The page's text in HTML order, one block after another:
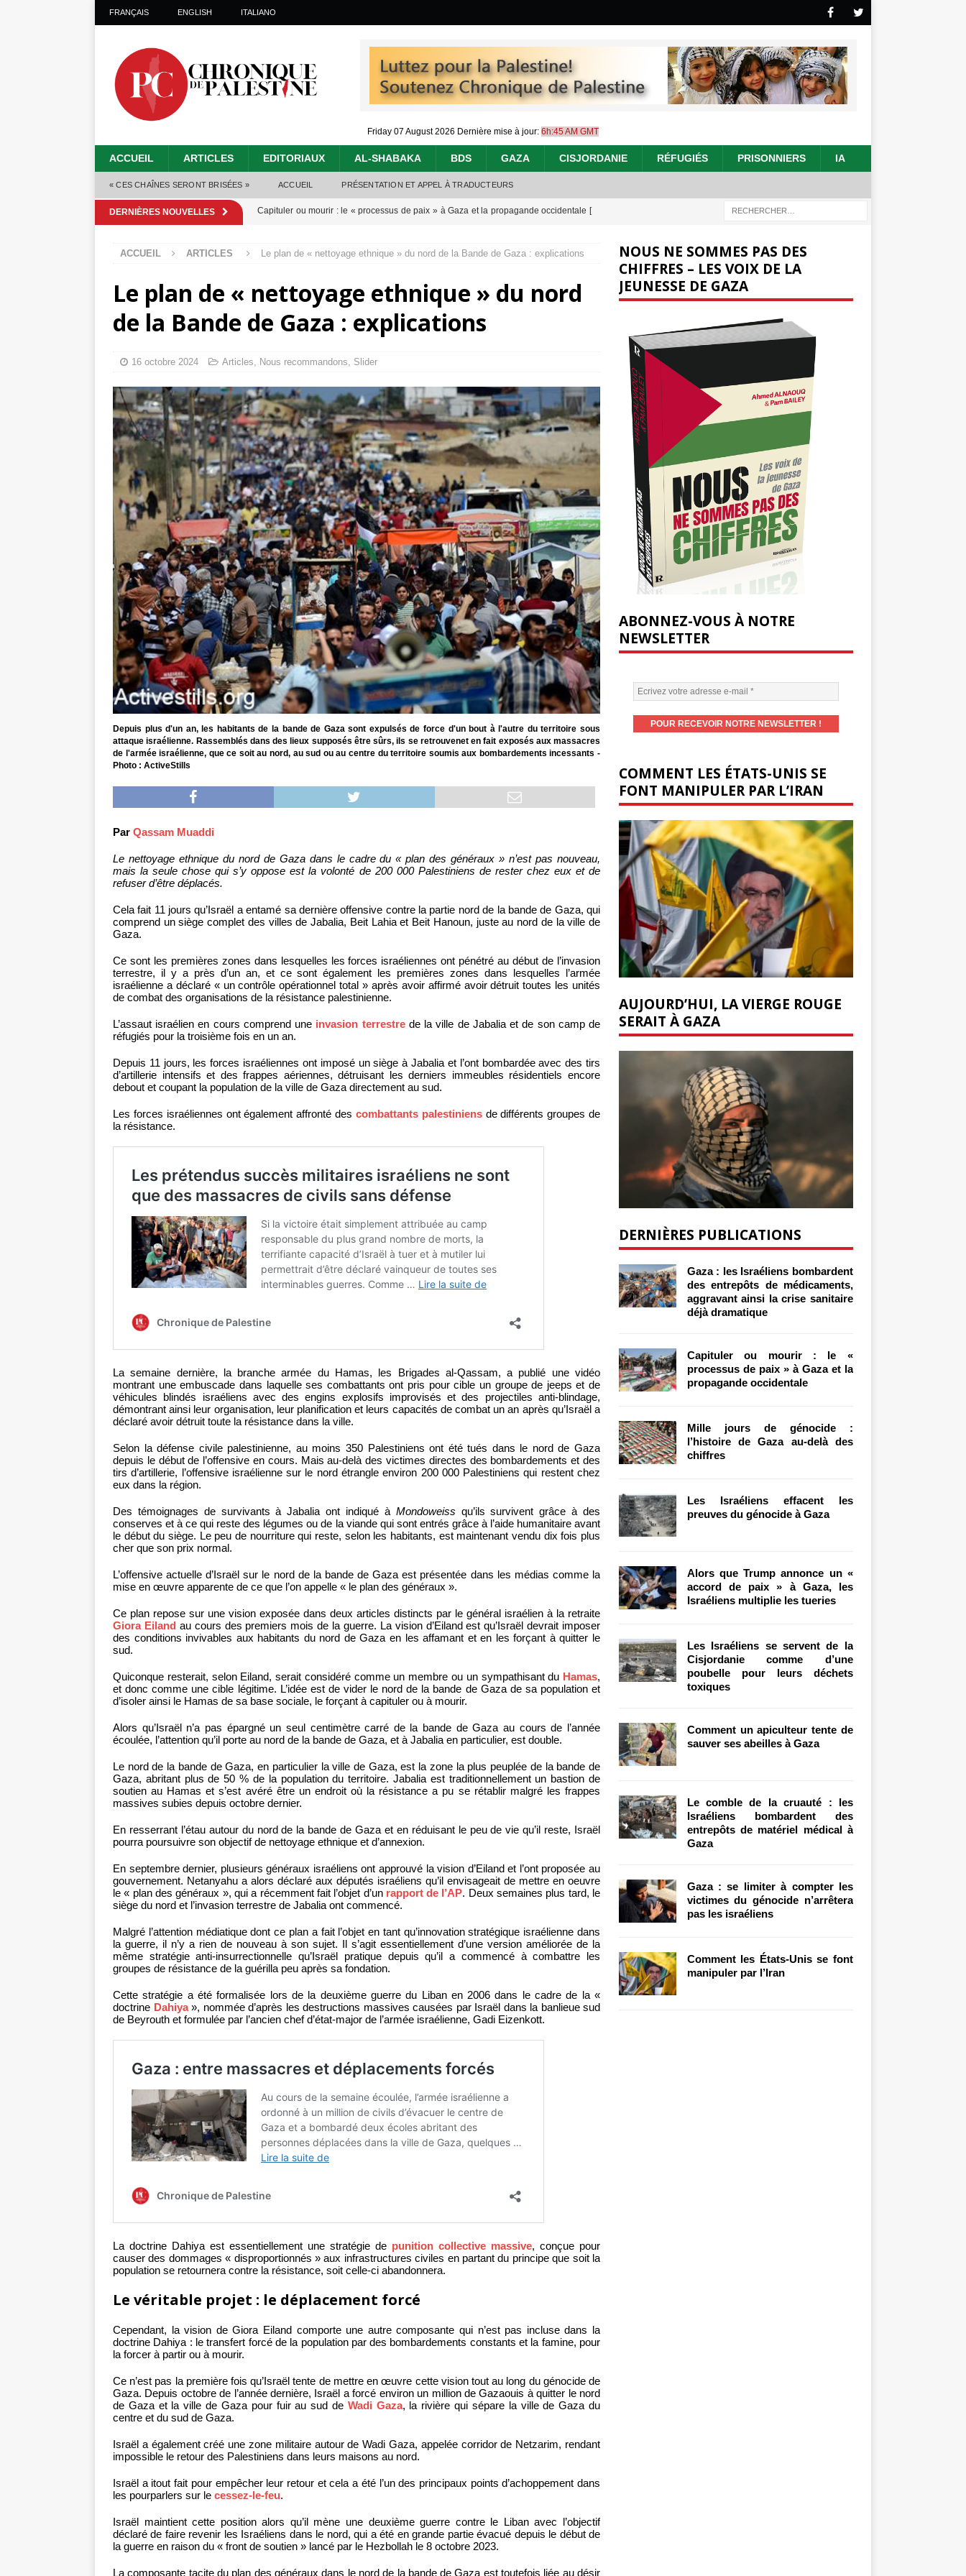
FRANÇAIS ENGLISH ITALIANO
Friday 07 August 2026 Dernière mise à jour: 6h:45 AM GMT
ACCUEIL ARTICLES EDITORIAUX AL-SHABAKA BDS GAZA CISJORDANIE RÉFUGIÉS PRISONNIERS IA
« CES CHAÎNES SERONT BRISÉES » ACCUEIL PRÉSENTATION ET APPEL À TRADUCTEURS
DERNIÈRES NOUVELLES Capituler ou mourir : le « processus de paix » à Gaza et la propagande occidentale [
Mille jours de génocide : l’histoire de Gaza au-delà des chiffres [ 5 août 2026 ]
Les Israéliens effacent les preuves du génocide à Gaza [ 4 août 2026 ]
Alors que Trump annonce un « accord de paix » à Gaza, les Israéliens multiplie les
tueries[ 4 août 2026 ]
Gaza : les Israéliens bombardent des entrepôts de médicaments, aggravant ainsi la
ACCUEIL ARTICLES Le plan de « nettoyage ethnique » du nord de la Bande de Gaza : explications
Le plan de « nettoyage ethnique » du nord
de la Bande de Gaza : explications
16 octobre 2024 Articles, Nous recommandons, Slider
Depuis plus d'un an, les habitants de la bande de Gaza sont expulsés de force d'un bout à l'autre du territoire sous
attaque israélienne. Rassemblés dans des lieux supposés être sûrs, ils se retrouvenet en fait exposés aux massacres
de l'armée israélienne, que ce soit au nord, au sud ou au centre du territoire soumis aux bombardements incessants -
Photo : ActiveStills
Par Qassam Muaddi
Le nettoyage ethnique du nord de Gaza dans le cadre du « plan des généraux » n’est pas nouveau,
mais la seule chose qui s’y oppose est la volonté de 200 000 Palestiniens de rester chez eux et de
refuser d’être déplacés.
Cela fait 11 jours qu’Israël a entamé sa dernière offensive contre la partie nord de la bande de Gaza, qui
comprend un siège complet des villes de Jabalia, Beit Lahia et Beit Hanoun, juste au nord de la ville de
Gaza.
Ce sont les premières zones dans lesquelles les forces israéliennes ont pénétré au début de l’invasion
terrestre, il y a près d’un an, et ce sont également les premières zones dans lesquelles l’armée
israélienne a déclaré « un contrôle opérationnel total » après avoir affirmé avoir détruit toutes les unités
de combat des organisations de la résistance palestinienne.
L’assaut israélien en cours comprend une invasion terrestrede la ville de Jabalia et de son camp de
réfugiés pour la troisième fois en un an.
Depuis 11 jours, les forces israéliennes ont imposé un siège à Jabalia et l’ont bombardée avec des tirs
d’artillerie intensifs et des frappes aériennes, détruisant les derniers immeubles résidentiels encore
debout et coupant la population de la ville de Gaza directement au sud.
Les forces israéliennes ont également affronté des combattants palestiniensde différents groupes de
la résistance.
La semaine dernière, la branche armée du Hamas, les Brigades al-Qassam, a publié une vidéo
montrant une embuscade dans laquelle ses combattants ont pris pour cible un groupe de jeeps et de
véhicules blindés israéliens avec des engins explosifs improvisés et des projectiles anti-blindage,
démontrant ainsi leur organisation, leur planification et leurs capacités de combat un an après qu’Israël a
déclaré avoir détruit toute la résistance dans la ville.
Selon la défense civile palestinienne, au moins 350 Palestiniens ont été tués dans le nord de Gaza
depuis le début de l’offensive en cours. Mais au-delà des victimes directes des bombardements et des
tirs d’artillerie, l’offensive israélienne sur le nord étrangle environ 200 000 Palestiniens qui restent chez
eux dans la région.
Des témoignages de survivants à Jabalia ont indiqué à Mondoweiss qu’ils survivent grâce à des
conserves et à ce qui reste des légumes ou de la viande qui sont entrés grâce à l’aide humanitaire avant
le début du siège. Le peu de nourriture qui reste, selon les habitants, est maintenant vendu dix fois plus
cher que son prix normal.
L’offensive actuelle d’Israël sur le nord de la bande de Gaza est présentée dans les médias comme la
mise en œuvre apparente de ce que l’on appelle « le plan des généraux ».
Ce plan repose sur une vision exposée dans deux articles distincts par le général israélien à la retraite
Giora Eiland au cours des premiers mois de la guerre. La vision d’Eiland est qu’Israël devrait imposer
des conditions invivables aux habitants du nord de Gaza en les affamant et en les forçant à quitter le
sud.
Quiconque resterait, selon Eiland, serait considéré comme un membre ou un sympathisant du Hamas,
et donc comme une cible légitime. L’idée est de vider le nord de la bande de Gaza de sa population et
d’isoler ainsi le Hamas de sa base sociale, le forçant à capituler ou à mourir.
Alors qu’Israël n’a pas épargné un seul centimètre carré de la bande de Gaza au cours de l’année
écoulée, l’attention qu’il porte au nord de la bande de Gaza, et à Jabalia en particulier, est double.
Le nord de la bande de Gaza, en particulier la ville de Gaza, est la zone la plus peuplée de la bande de
Gaza, abritant plus de 50 % de la population du territoire. Jabalia est traditionnellement un bastion de
soutien au Hamas et s’est avéré être un endroit où la résistance a pu se rétablir malgré les frappes
massives subies depuis octobre dernier.
En resserrant l’étau autour du nord de la bande de Gaza et en réduisant le peu de vie qu’il reste, Israël
pourra poursuivre son objectif de nettoyage ethnique et d’annexion.
En septembre dernier, plusieurs généraux israéliens ont approuvé la vision d’Eiland et l’ont proposée au
gouvernement. Netanyahu a alors déclaré aux députés israéliens qu’il envisageait de mettre en oeuvre
le « plan des généraux », qui a récemment fait l’objet d’un rapport de l’AP. Deux semaines plus tard, le
siège du nord et l’invasion terrestre de Jabalia ont commencé.
Malgré l’attention médiatique dont ce plan a fait l’objet en tant qu’innovation stratégique israélienne dans
la guerre, il n’y a rien de nouveau à son sujet. Il s’agit essentiellement d’une version améliorée de la
même stratégie anti-insurrectionnelle qu’Israël pratique depuis qu’il a commencé à combattre les
groupes de résistance de la guérilla peu après sa fondation.
Cette stratégie a été formalisée lors de la deuxième guerre du Liban en 2006 dans le cadre de la «
doctrine Dahiya», nommée d’après les destructions massives causées par Israël dans la banlieue sud
de Beyrouth et formulée par l’ancien chef d’état-major de l’armée israélienne, Gadi Eizenkott.
La doctrine Dahiya est essentiellement une stratégie de punition collective massive, conçue pour
causer des dommages « disproportionnés » aux infrastructures civiles en partant du principe que soit la
population se retournera contre la résistance, soit celle-ci abandonnera.
Le véritable projet : le déplacement forcé
Cependant, la vision de Giora Eiland comporte une autre composante qui n’est pas incluse dans la
doctrine Dahiya : le transfert forcé de la population par des bombardements constants et la famine, pour
la forcer à partir ou à mourir.
Ce n’est pas la première fois qu’Israël tente de mettre en œuvre cette vision tout au long du génocide de
Gaza. Depuis octobre de l’année dernière, Israël a forcé environ un million de Gazaouis à quitter le nord
de Gaza et la ville de Gaza pour fuir au sud de Wadi Gaza, la rivière qui sépare la ville de Gaza du
centre et du sud de Gaza.
Israël a également créé une zone militaire autour de Wadi Gaza, appelée corridor de Netzarim, rendant
impossible le retour des Palestiniens dans leurs maisons au nord.
Israël a itout fait pour empêcher leur retour et cela a été l’un des principaux points d’achoppement dans
les pourparlers sur le cessez-le-feu.
Israël maintient cette position alors qu’il mène une deuxième guerre contre le Liban avec l’objectif
déclaré de faire revenir les Israéliens dans le nord, qui a été en grande partie évacué depuis le début de
la guerre en raison du « front de soutien » lancé par le Hezbollah le 8 octobre 2023.
La composante tacite du plan des généraux dans le nord de la bande de Gaza est toutefois liée au désir
NOUS NE SOMMES PAS DES
CHIFFRES – LES VOIX DE LA
JEUNESSE DE GAZA
ABONNEZ-VOUS À NOTRE
NEWSLETTER
COMMENT LES ÉTATS-UNIS SE
FONT MANIPULER PAR L’IRAN
AUJOURD’HUI, LA VIERGE ROUGE
SERAIT À GAZA
DERNIÈRES PUBLICATIONS
Gaza : les Israéliens bombardent
des entrepôts de médicaments,
aggravant ainsi la crise sanitaire
déjà dramatique
Capituler ou mourir : le «
processus de paix » à Gaza et la
propagande occidentale
Mille jours de génocide :
l’histoire de Gaza au-delà des
chiffres
Les Israéliens effacent les
preuves du génocide à Gaza
Alors que Trump annonce un «
accord de paix » à Gaza, les
Israéliens multiplie les tueries
Les Israéliens se servent de la
Cisjordanie comme d’une
poubelle pour leurs déchets
toxiques
Comment un apiculteur tente de
sauver ses abeilles à Gaza
Le comble de la cruauté : les
Israéliens bombardent des
entrepôts de matériel médical à
Gaza
Gaza : se limiter à compter les
victimes du génocide n’arrêtera
pas les israéliens
Comment les États-Unis se font
manipuler par l’Iran